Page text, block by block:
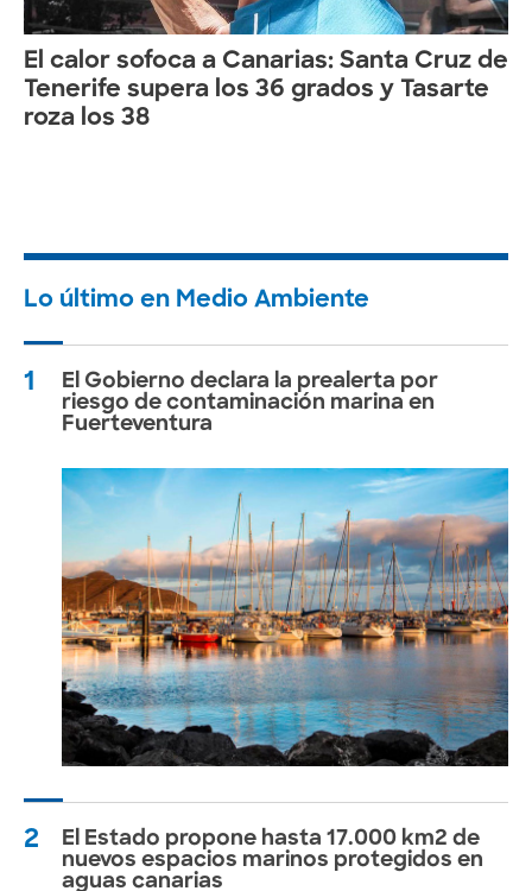
El calor sofoca a Canarias: Santa Cruz de
Tenerife supera los 36 grados y Tasarte
roza los 38
Lo último en Medio Ambiente
1
El Gobierno declara la prealerta por
riesgo de contaminación marina en
Fuerteventura
2
El Estado propone hasta 17.000 km2 de
nuevos espacios marinos protegidos en
aguas canarias